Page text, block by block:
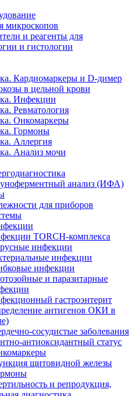
микроскопов
и реагенты для
и гистологии
Кардиомаркеры и D-димер
в цельной крови
Инфекции
Ревматология
Онкомаркеры
Гормоны
Аллергия
Анализ мочи
анализ (ИФА)
для приборов
TORCH-комплекса
инфекции
инфекции
инфекции
и паразитарные
гастроэнтерит
антигенов ОКИ в
сосудистые заболевания
антиоксидантный статус
щитовидной железы
и репродукция,